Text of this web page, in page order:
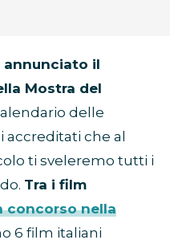
annunciato il
Mostra del
delle
accreditati che al
ti sveleremo tutti i
Tra i film
concorso nella
6 film italiani